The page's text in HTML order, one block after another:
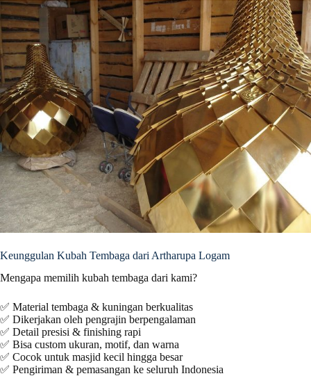
Keunggulan Kubah Tembaga dari Artharupa Logam
Mengapa memilih kubah tembaga dari kami?
✅ Material tembaga & kuningan berkualitas
✅ Dikerjakan oleh pengrajin berpengalaman
✅ Detail presisi & finishing rapi
✅ Bisa custom ukuran, motif, dan warna
✅ Cocok untuk masjid kecil hingga besar
✅ Pengiriman & pemasangan ke seluruh Indonesia